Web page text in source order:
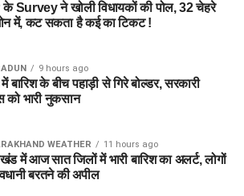
बात यही होगी कि यहां रहने वाली महिलाओं
न हो कि वे किसी जेल या बंद संस्थान में रह रहे
एक रेजिडेंशियल कॉम्प्लेक्स की तरह विकसित
के साथ रहने, पढ़ाई, दैनिक जीवन और सामाजिक
उपलब्ध होंगी।
से लैस करने की योजना है। यहां आंगनबाड़ी
पड़ने पर प्राथमिक विद्यालय की सुविधा भी
है। इस पहल का मकसद सिर्फ महिलाओं और
नहीं, बल्कि उन्हें ऐसा वातावरण उपलब्ध कराना
के Survey ने खोली विधायकों की पोल, 32 चेहरे
में, कट सकता है कई का टिकट !
9 hours ago
बारिश के बीच पहाड़ी से गिरे बोल्डर, सरकारी
को भारी नुकसान
WEATHER 11 hours ago
में आज सात जिलों में भारी बारिश का अलर्ट, लोगों
बरतने की अपील